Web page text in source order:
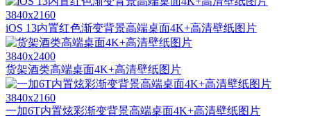
3840x2160
iOS 13内置红色渐变背景高端桌面4K+高清壁纸图片
3840x2400
货架酒类高端桌面4K+高清壁纸图片
3840x2160
一加6T内置炫彩渐变背景高端桌面4K+高清壁纸图片